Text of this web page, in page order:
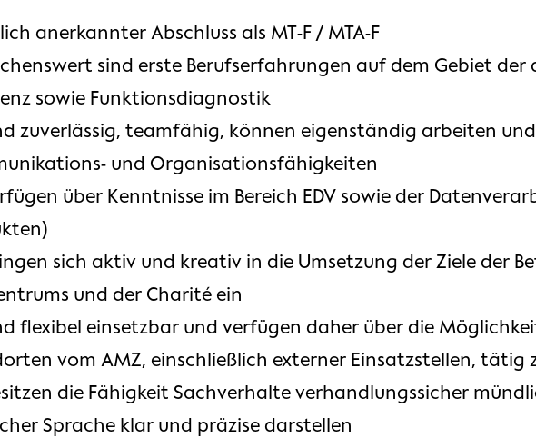
anerkannter Abschluss als MT-F / MTA-F
sind erste Berufserfahrungen auf dem Gebiet der
sowie Funktionsdiagnostik
zuverlässig, teamfähig, können eigenständig arbeiten
und Organisationsfähigkeiten
über Kenntnisse im Bereich EDV sowie der
sich aktiv und kreativ in die Umsetzung der Ziele der
und der Charité ein
flexibel einsetzbar und verfügen daher über die
vom AMZ, einschließlich externer Einsatzstellen, tätig
die Fähigkeit Sachverhalte verhandlungssicher
Sprache klar und präzise darstellen